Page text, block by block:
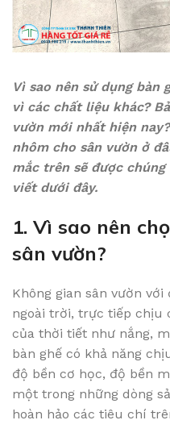
Vì sao nên sử dụng bàn
vì các chất liệu khác?
vườn mới nhất hiện
nhôm cho sân vườn ở
mắc trên sẽ được
viết dưới đây.
1. Vì sao nên
sân vườn?
Không gian sân vườn
ngoài trời, trực tiếp chịu
của thời tiết như nắng,
bàn ghế có khả năng
độ bền cơ học, độ bền
một trong những dòng
hoàn hảo các tiêu chí